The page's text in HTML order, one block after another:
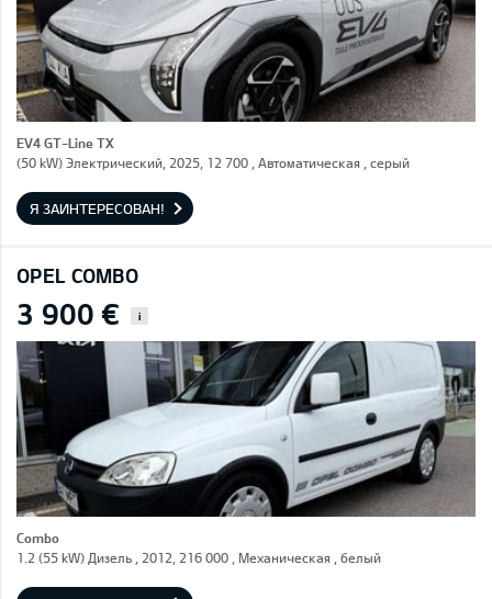
EV4 GT-Line TX
(50 kW) Электрический, 2025, 12 700 , Автоматическая , серый
Я ЗАИНТЕРЕСОВАН!
OPEL COMBO
3 900 € i
Combo
1.2 (55 kW) Дизель , 2012, 216 000 , Механическая , белый